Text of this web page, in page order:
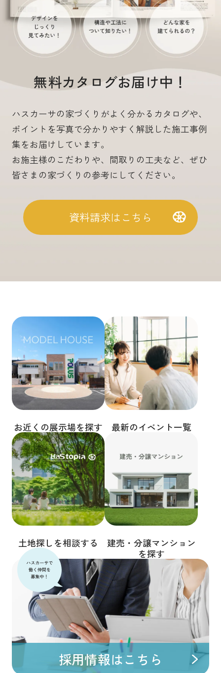
無料カタログお届け中！
ハスカーサの家づくりがよく分かるカタログや、
ポイントを写真で分かりやすく解説した施工事例
集をお届けしています。
お施主様のこだわりや、間取りの工夫など、ぜひ
皆さまの家づくりの参考にしてください。
資料請求はこちら
お近くの展示場を探す 最新のイベント一覧
土地探しを相談する
建売・分譲マンション
を探す
採用情報はこちら